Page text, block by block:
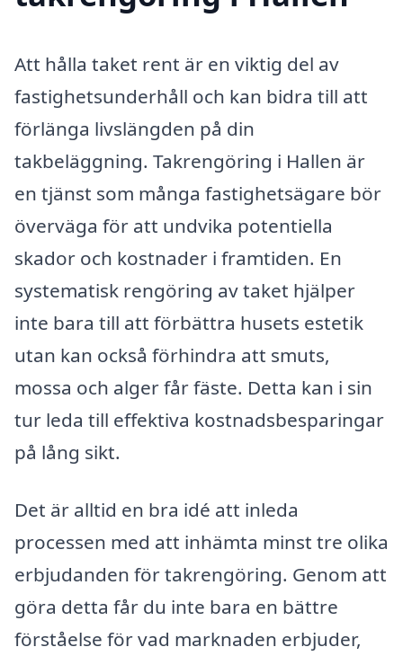
Att hålla taket rent är en viktig del av
fastighetsunderhåll och kan bidra till att
förlänga livslängden på din
takbeläggning. Takrengöring i Hallen är
en tjänst som många fastighetsägare bör
överväga för att undvika potentiella
skador och kostnader i framtiden. En
systematisk rengöring av taket hjälper
inte bara till att förbättra husets estetik
utan kan också förhindra att smuts,
mossa och alger får fäste. Detta kan i sin
tur leda till effektiva kostnadsbesparingar
på lång sikt.
Det är alltid en bra idé att inleda
processen med att inhämta minst tre olika
erbjudanden för takrengöring. Genom att
göra detta får du inte bara en bättre
förståelse för vad marknaden erbjuder,